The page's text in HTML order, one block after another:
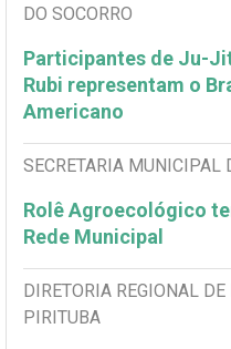
DO SOCORRO
Participantes de Ju-
Rubi representam o
Americano
SECRETARIA MUNICIPAL
Rolê Agroecológico
Rede Municipal
DIRETORIA REGIONAL DE
PIRITUBA